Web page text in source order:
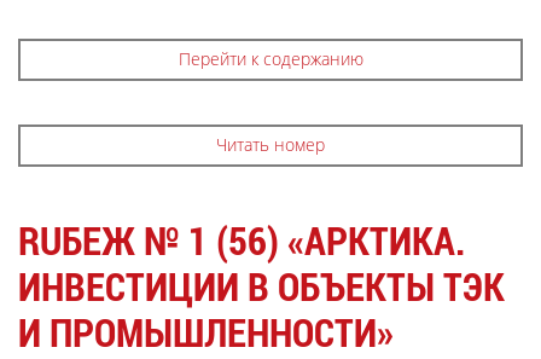
Перейти к содержанию
Читать номер
RUБЕЖ № 1 (56) «АРКТИКА.
ИНВЕСТИЦИИ В ОБЪЕКТЫ ТЭК
И ПРОМЫШЛЕННОСТИ»